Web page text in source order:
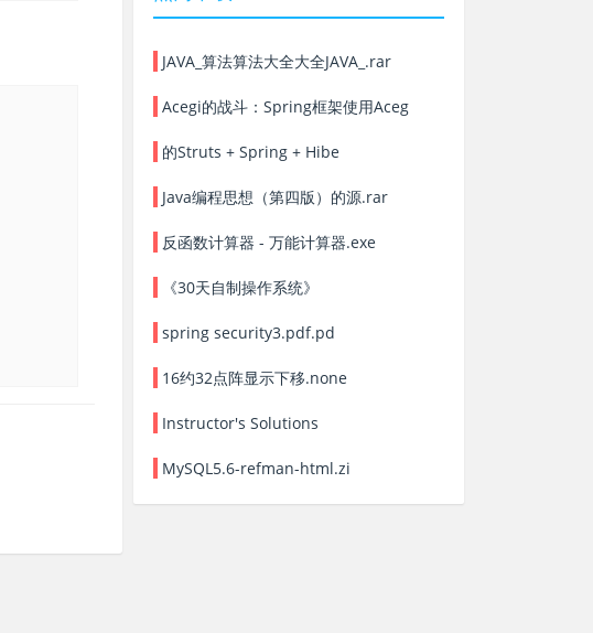
JAVA_算法算法大全大全JAVA_.rar
Acegi的战斗：Spring框架使用Aceg
的Struts + Spring + Hibe
Java编程思想（第四版）的源.rar
反函数计算器 - 万能计算器.exe
《30天自制操作系统》
spring security3.pdf.pd
16约32点阵显示下移.none
Instructor's Solutions
MySQL5.6-refman-html.zi